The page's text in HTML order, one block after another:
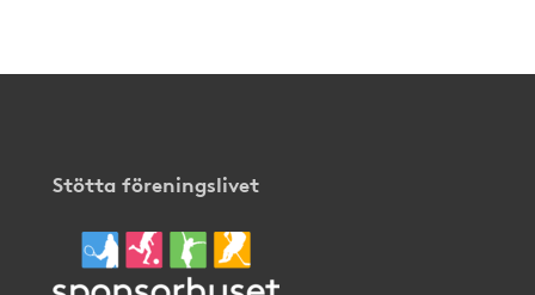
Stötta föreningslivet